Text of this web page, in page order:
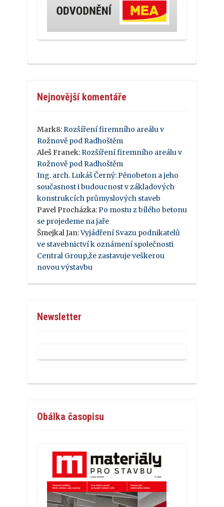
Nejnovější komentáře
Mark8: Rozšíření firemního areálu v
Rožnově pod Radhoštěm
Aleš Franek: Rozšíření firemního areálu v
Rožnově pod Radhoštěm
Ing. arch. Lukáš Černý: Pěnobeton a jeho
současnost i budoucnost v základových
konstrukcích průmyslových staveb
Pavel Procházka: Po mostu z bílého betonu
se projedeme na jaře
Šmejkal Jan:Vyjádření Svazu podnikatelů
ve stavebnictví k oznámení společnosti
Central Group,že zastavuje veškerou
novou výstavbu
Newsletter
Obálka časopisu